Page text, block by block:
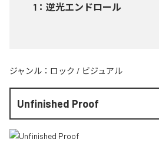
1 ： 逆光エンドロール
ジャンル： ロック / ビジュアル
Unfinished Proof